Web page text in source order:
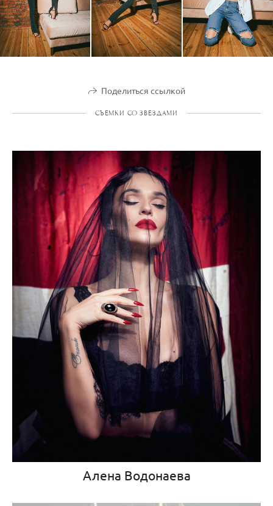
Поделиться ссылкой
СЪЕМКИ СО ЗВЕЗДАМИ
Алена Водонаева